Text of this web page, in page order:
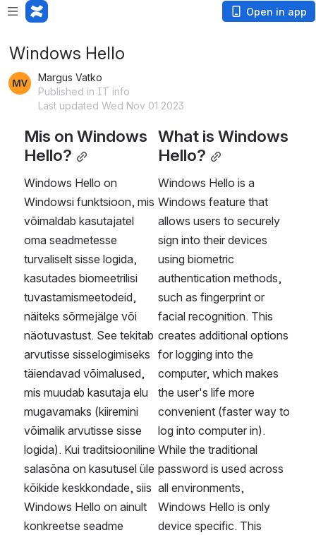
Open in app
Windows Hello
Margus Vatko
Published in IT info
Last updated Wed Nov 01 2023
Mis on Windows
Hello?
Windows Hello on
Windowsi funktsioon, mis
võimaldab kasutajatel
oma seadmetesse
turvaliselt sisse logida,
kasutades biomeetrilisi
tuvastamismeetodeid,
näiteks sõrmejälge või
näotuvastust. See tekitab
arvutisse sisselogimiseks
täiendavad võimalused,
mis muudab kasutaja elu
mugavamaks (kiiremini
võimalik arvutisse sisse
logida). Kui traditsiooniline
salasõna on kasutusel üle
kõikide keskkondade, siis
Windows Hello on ainult
konkreetse seadme
What is Windows
Hello?
Windows Hello is a
Windows feature that
allows users to securely
sign into their devices
using biometric
authentication methods,
such as fingerprint or
facial recognition. This
creates additional options
for logging into the
computer, which makes
the user's life more
convenient (faster way to
log into computer in).
While the traditional
password is used across
all environments,
Windows Hello is only
device specific. This